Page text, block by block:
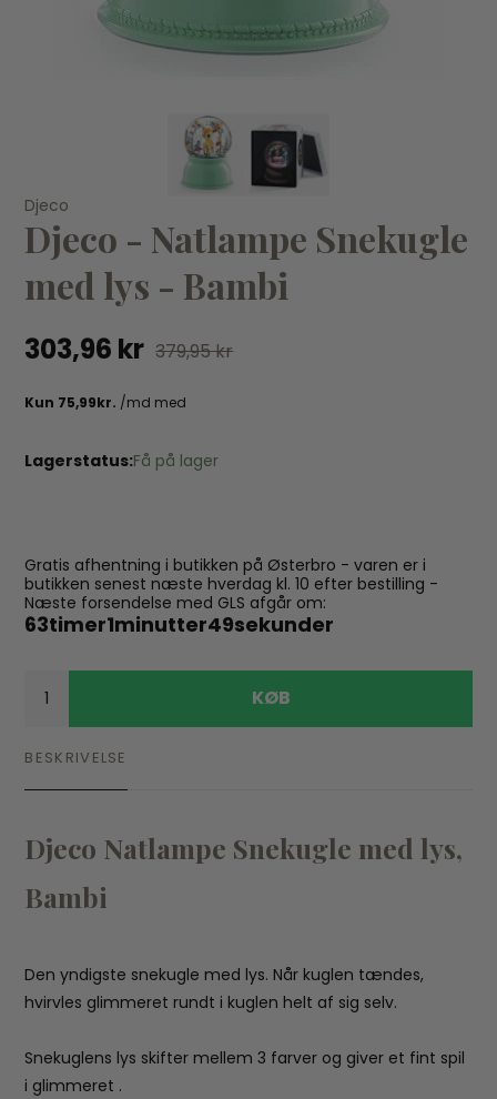
Djeco
Djeco Smykkeskrin med musik - Fugl
151,96 kr189,95 kr
Djeco
Djeco - Natlampe Snekugle
med lys - Bambi
303,96 kr 379,95 kr
Lagerstatus:Få på lager
Gratis afhentning i butikken på Østerbro - varen er i
butikken senest næste hverdag kl. 10 efter bestilling -
Næste forsendelse med GLS afgår om:
63timer1minutter49sekunder
KØB
BESKRIVELSE
Djeco Natlampe Snekugle med lys,
Bambi
Den yndigste snekugle med lys. Når kuglen tændes,
hvirvles glimmeret rundt i kuglen helt af sig selv.
Snekuglens lys skifter mellem 3 farver og giver et fint spil
i glimmeret .